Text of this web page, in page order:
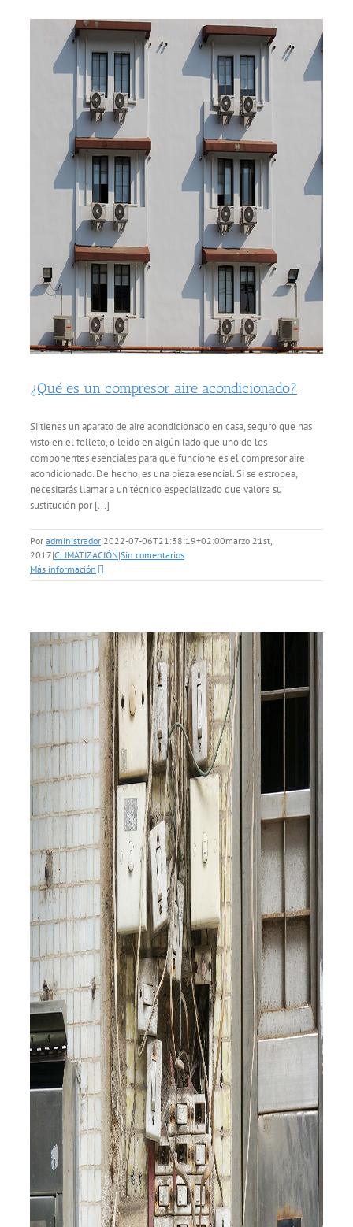
¿Qué es un compresor aire acondicionado?
Si tienes un aparato de aire acondicionado en casa, seguro que has
visto en el folleto, o leído en algún lado que uno de los
componentes esenciales para que funcione es el compresor aire
acondicionado. De hecho, es una pieza esencial. Si se estropea,
necesitarás llamar a un técnico especializado que valore su
sustitución por [...]
Por administrador|2022-07-06T21:38:19+02:00marzo 21st,
2017|CLIMATIZACIÓN|Sin comentarios
Más información